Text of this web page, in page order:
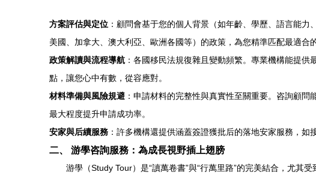
方案評估與定位 ：顧問會基于您的個人背景（如年齡、學歷、語言能
美國、加拿大、澳大利亞、歐洲各國等）的政策，為您精準匹配最適合
政策解讀與流程導航 ：各國移民法規復雜且變動頻繁。專業機構能提
點，讓您心中有數，從容應對。
材料準備與風險規避 ：申請材料的完整性與真實性至關重要。咨詢顧
最大程度提升申請成功率。
安家與后續服務 ：許多機構還提供涵蓋簽證獲批后的落地安家服務，
二、 游學咨詢服務：為成長視野插上翅膀
游學（Study Tour）是“讀萬卷書”與“行萬里路”的完美結合，尤其